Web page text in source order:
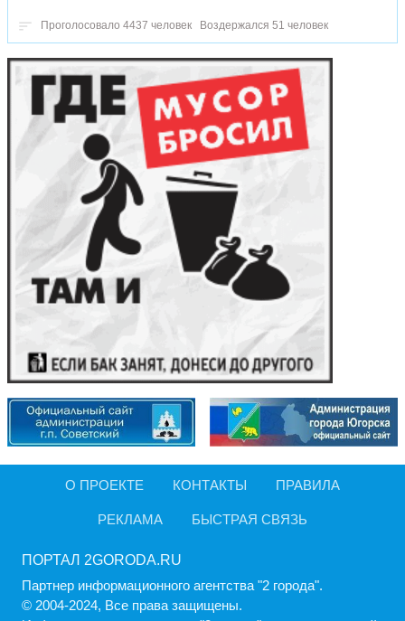
Проголосовало 4437 человек Воздержался 51 человек
О ПРОЕКТЕ КОНТАКТЫ ПРАВИЛА
РЕКЛАМА БЫСТРАЯ СВЯЗЬ
ПОРТАЛ 2GORODA.RU
Партнер информационного агентства "2 города".
© 2004-2024, Все права защищены.